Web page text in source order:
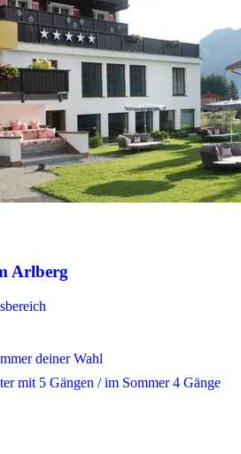
Arlberg
deiner Wahl
mit 5 Gängen / im Sommer 4 Gänge